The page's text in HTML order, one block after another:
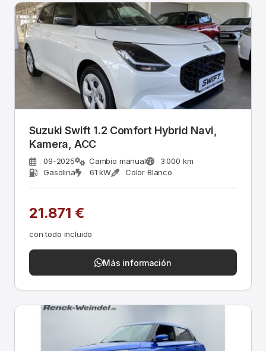
Suzuki Swift 1.2 Comfort Hybrid Navi,
Kamera, ACC
09-2025 Cambio manual
3.000 km
Gasolina
61 kW Color Blanco
21.871 €
con todo incluido
Más información